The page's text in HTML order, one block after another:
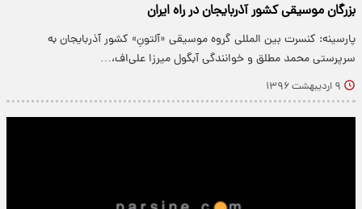
بزرگان موسیقی کشور آذربایجان در راه ایران
پارسینه: کنسرت بین المللی گروه موسیقی «آلتونِ» کشور آذربایجان به
سرپرستی محمد مطلق و خوانندگی آبگول میرزا علی‌اف،…
۹ اردیبهشت ۱۳۹۶